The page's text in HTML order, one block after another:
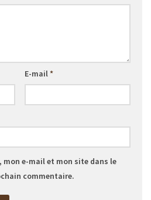
E-mail*
mon e-mail et mon site dans le
commentaire.